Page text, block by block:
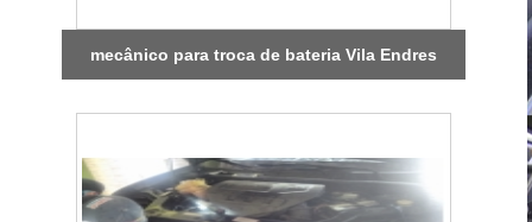
mecânico para troca de bateria Vila Endres